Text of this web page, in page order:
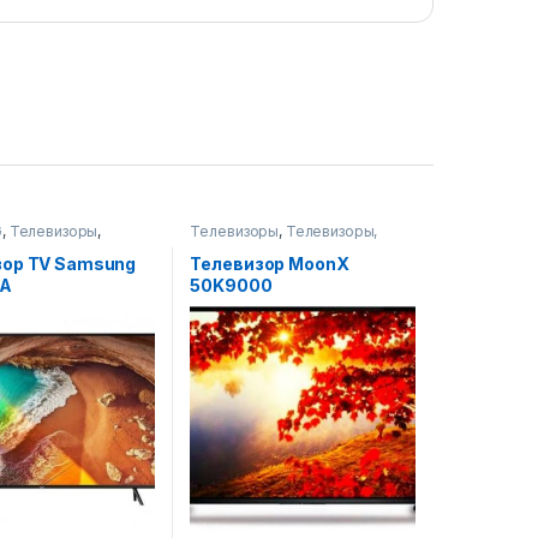
, Телевизоры,
TV Samsung
Телевизоры, Телевизоры,
Телевизор MoonX
50K9000